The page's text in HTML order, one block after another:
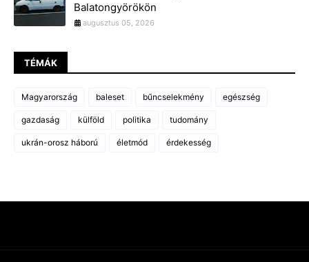
Balatongyörökön
augusztus 05, 2026
TÉMÁK
Magyarország baleset bűncselekmény egészség
gazdaság külföld politika tudomány
ukrán-orosz háború életmód érdekesség